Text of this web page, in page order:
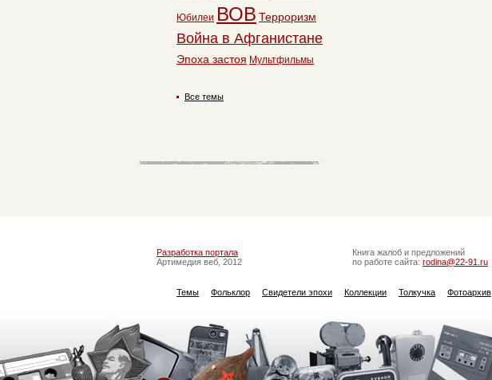
Юбилеи ВОВ Терроризм
Война в Афганистане
Эпоха застоя Мультфильмы
Все темы
Разработка портала
Артимедия веб, 2012
Книга жалоб и предложений
по работе сайта: rodina@22-91.ru
Темы Фольклор Свидетели эпохи Коллекции Толкучка Фотоархив